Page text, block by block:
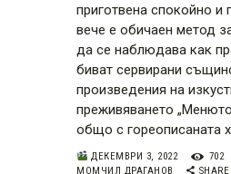
приготвена спокойно и
вече е обичаен метод
да се наблюдава как
биват сервирани
произведения на
преживяването
общо с гореописаната
ДЕКЕМВРИ 3, 2022 702
МОМЧИЛ ДРАГАНОВ
SHARE